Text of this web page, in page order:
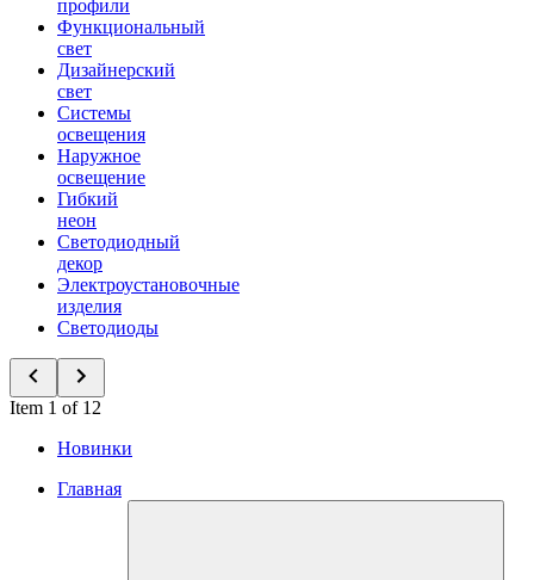
профили
Функциональный
свет
Дизайнерский
свет
Системы
освещения
Наружное
освещение
Гибкий
неон
Светодиодный
декор
Электроустановочные
изделия
Светодиоды
Item 1 of 12
Новинки
Главная